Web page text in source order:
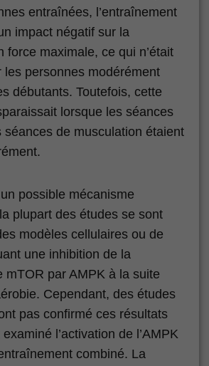
entraînées, l’entraînement
impact négatif sur la
force maximale, ce qui n’était
les personnes modérément
débutants. Toutefois, cette
lorsque les séances
séances de musculation étaient
possible mécanisme
plupart des études se sont
modèles cellulaires ou de
une inhibition de la
mTOR par AMPK à la suite
Cependant, des études
pas confirmé ces résultats
examiné l’activation de l’AMPK
combiné. La